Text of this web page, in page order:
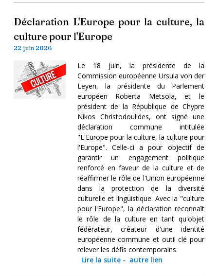
Déclaration L'Europe pour la culture, la
culture pour l'Europe
22 juin 2026
Le 18 juin, la présidente de la
Commission européenne Ursula von der
Leyen, la présidente du Parlement
européen Roberta Metsola, et le
président de la République de Chypre
Níkos Christodoulides, ont signé une
déclaration commune intitulée
"L'Europe pour la culture, la culture pour
l'Europe". Celle-ci a pour objectif de
garantir un engagement politique
renforcé en faveur de la culture et de
réaffirmer le rôle de l'Union européenne
dans la protection de la diversité
culturelle et linguistique. Avec la "culture
pour l'Europe", la déclaration reconnaît
le rôle de la culture en tant qu'objet
fédérateur, créateur d'une identité
européenne commune et outil clé pour
relever les défis contemporains.
Lire la suite- autre lien